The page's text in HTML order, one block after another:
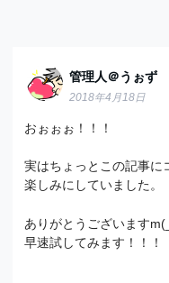
管理人＠うぉず
2018年4月18日
おぉぉぉ！！！
実はちょっとこの記事に
楽しみにしていました。
ありがとうございます
早速試してみます！！！